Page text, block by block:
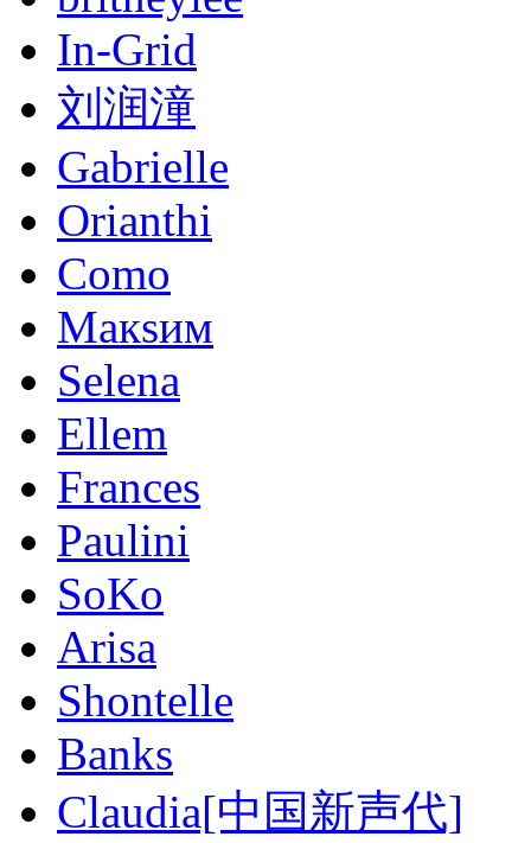
In-Grid
刘润潼
Gabrielle
Orianthi
Como
Макsим
Selena
Ellem
Frances
Paulini
SoKo
Arisa
Shontelle
Banks
Claudia[中国新声代]